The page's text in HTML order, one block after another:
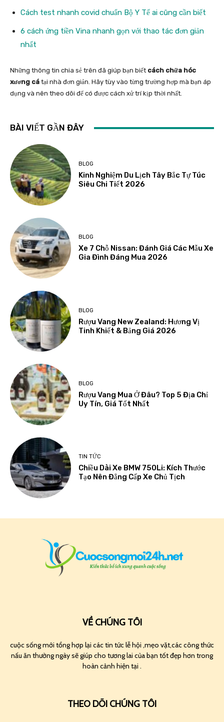
Cách test nhanh covid chuẩn Bộ Y Tế ai cũng cần biết
6 cách ứng tiền Vina nhanh gọn với thao tác đơn giản
nhất
Những thông tin chia sẻ trên đã giúp bạn biết cách chữa hóc
xương cá tại nhà đơn giản. Hãy tùy vào từng trường hợp mà bạn áp
dụng và nên theo dõi để có được cách xử trí kịp thời nhất.
BÀI VIẾT GẦN ĐÂY
BLOG
Kinh Nghiệm Du Lịch Tây Bắc Tự Túc
Siêu Chi Tiết 2026
BLOG
Xe 7 Chỗ Nissan: Đánh Giá Các Mẫu Xe
Gia Đình Đáng Mua 2026
BLOG
Rượu Vang New Zealand: Hương Vị
Tinh Khiết & Bảng Giá 2026
BLOG
Rượu Vang Mua Ở Đâu? Top 5 Địa Chỉ
Uy Tín, Giá Tốt Nhất
TIN TỨC
Chiều Dài Xe BMW 750Li: Kích Thước
Tạo Nên Đẳng Cấp Xe Chủ Tịch
VỀ CHÚNG TÔI
cuộc sống mới tổng hợp lại các tin tức lễ hội ,mẹo vặt,các công thức
nấu ăn thường ngày sẽ giúp cho tương lai của bạn tốt đẹp hơn trong
hoàn cảnh hiện tại .
THEO DÕI CHÚNG TÔI